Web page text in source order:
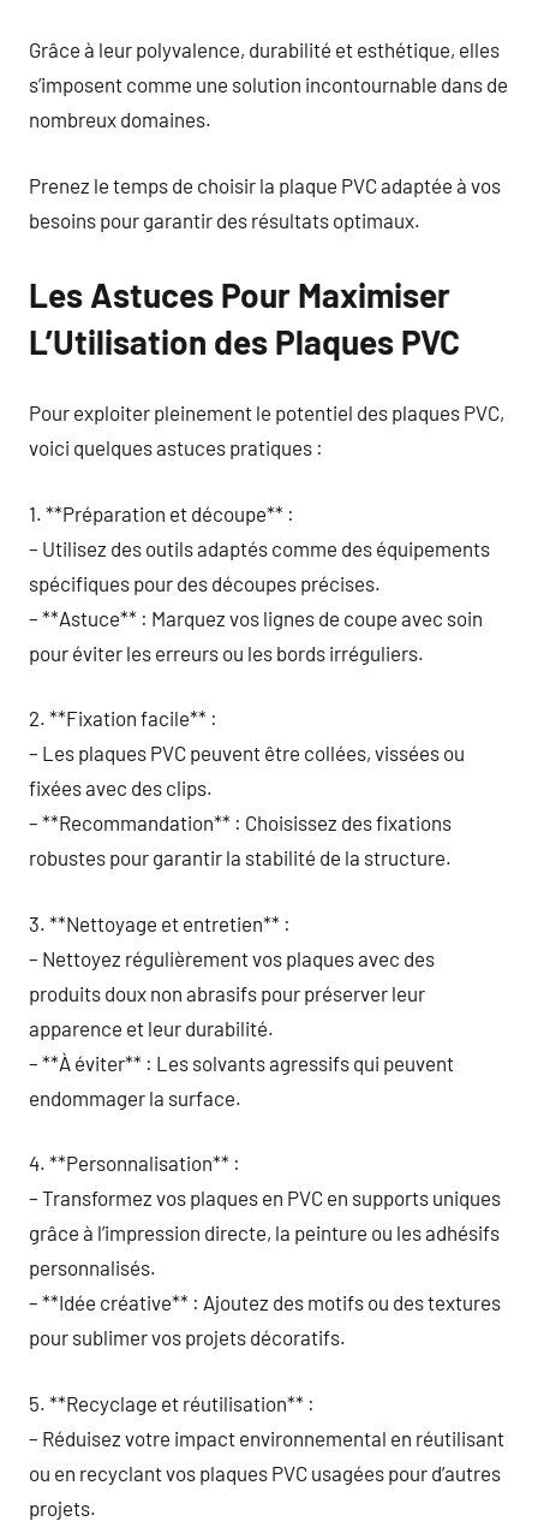
Grâce à leur polyvalence, durabilité et esthétique, elles
s’imposent comme une solution incontournable dans de
nombreux domaines.
Prenez le temps de choisir la plaque PVC adaptée à vos
besoins pour garantir des résultats optimaux.
Les Astuces Pour Maximiser
L’Utilisation des Plaques PVC
Pour exploiter pleinement le potentiel des plaques PVC,
voici quelques astuces pratiques :
1. **Préparation et découpe** :
– Utilisez des outils adaptés comme des équipements
spécifiques pour des découpes précises.
– **Astuce** : Marquez vos lignes de coupe avec soin
pour éviter les erreurs ou les bords irréguliers.
2. **Fixation facile** :
– Les plaques PVC peuvent être collées, vissées ou
fixées avec des clips.
– **Recommandation** : Choisissez des fixations
robustes pour garantir la stabilité de la structure.
3. **Nettoyage et entretien** :
– Nettoyez régulièrement vos plaques avec des
produits doux non abrasifs pour préserver leur
apparence et leur durabilité.
– **À éviter** : Les solvants agressifs qui peuvent
endommager la surface.
4. **Personnalisation** :
– Transformez vos plaques en PVC en supports uniques
grâce à l’impression directe, la peinture ou les adhésifs
personnalisés.
– **Idée créative** : Ajoutez des motifs ou des textures
pour sublimer vos projets décoratifs.
5. **Recyclage et réutilisation** :
– Réduisez votre impact environnemental en réutilisant
ou en recyclant vos plaques PVC usagées pour d’autres
projets.